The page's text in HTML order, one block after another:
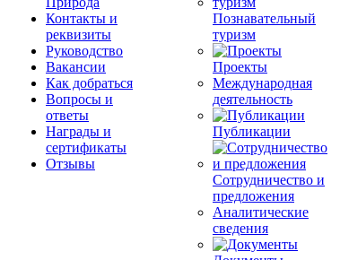
Контакты и
реквизиты
Руководство
Вакансии
Как добраться
Вопросы и
ответы
Награды и
сертификаты
Отзывы
Познавательный
туризм
Проекты
Международная
деятельность
Публикации
Сотрудничество и
предложения
Аналитические
сведения